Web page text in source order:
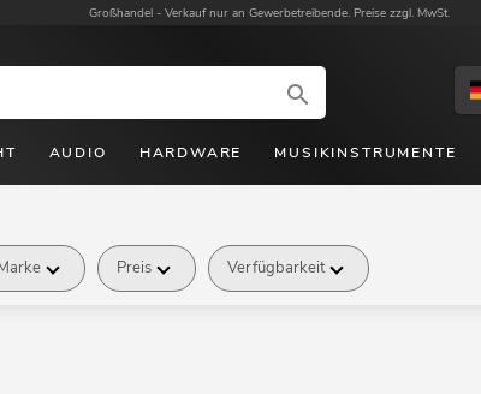
Großhandel - Verkauf nur an Gewerbetreibende. Preise zzgl. MwSt.
AUDIO HARDWARE MUSIKINSTRUMENTE
Preis Verfügbarkeit